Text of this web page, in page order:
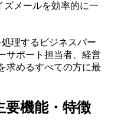
ズメールを効率的に一
理するビジネスパー
サポート担当者、経営
求めるすべての方に最
機能・特徴